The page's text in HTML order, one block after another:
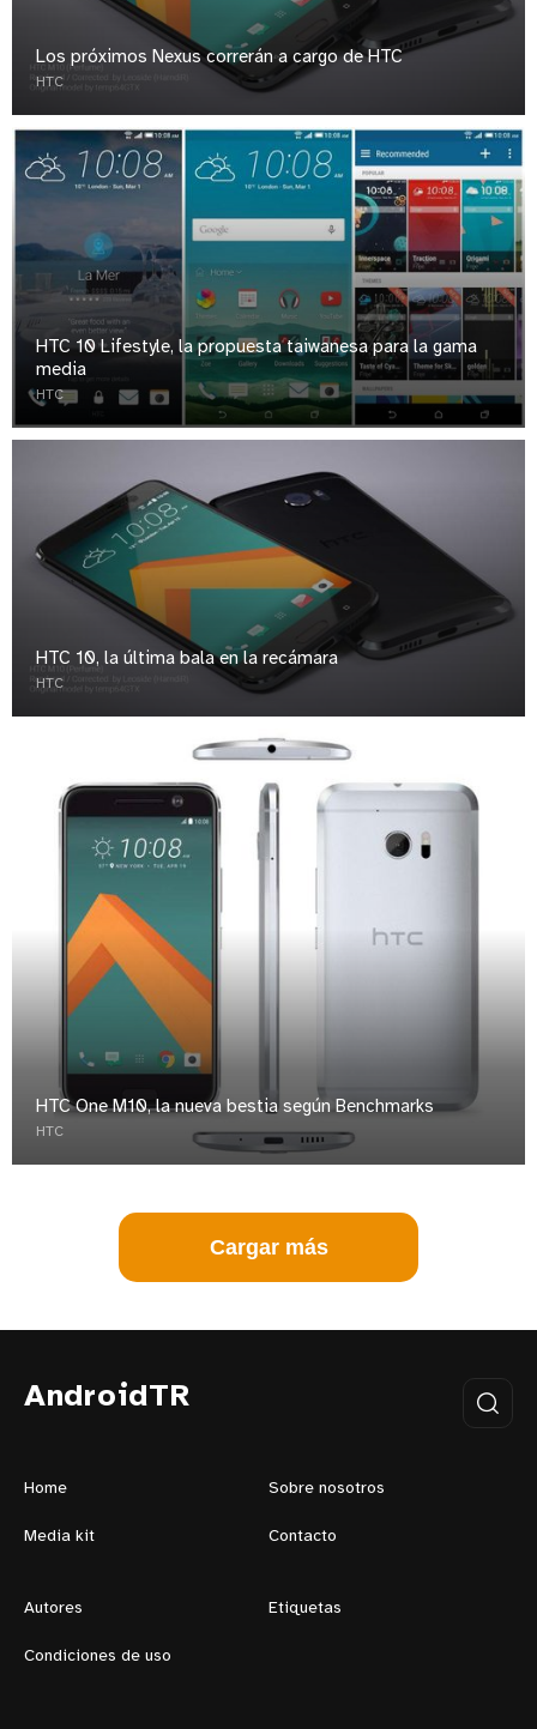
Los próximos Nexus correrán a cargo de HTC
HTC
HTC 10 Lifestyle, la propuesta taiwanesa para la gama
media
HTC
HTC 10, la última bala en la recámara
HTC
HTC One M10, la nueva bestia según Benchmarks
HTC
Cargar más
AndroidTR
Home Sobre nosotros
Media kit Contacto
Autores Etiquetas
Condiciones de uso